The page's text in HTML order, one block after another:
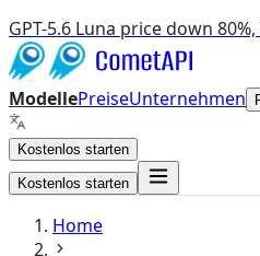
GPT-5.6 Luna price down
ModellePreiseUnternehmen
Kostenlos starten
Kostenlos starten
Home